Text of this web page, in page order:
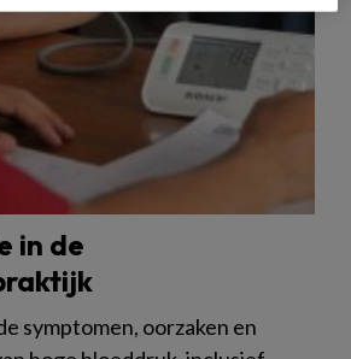
in de
symptomen, oorzaken en